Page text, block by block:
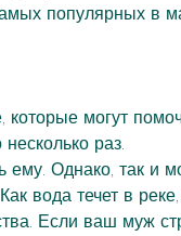
популярных в
которые могут
раз.
ему. Однако, так и
вода течет в
Если ваш муж